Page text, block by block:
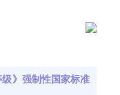
》强制性国家标准